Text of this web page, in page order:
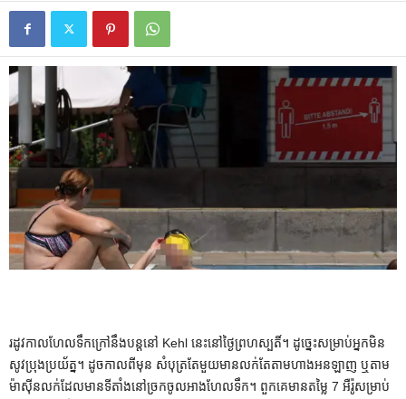
រដូវកាលហែលទឹកក្រៅនឹងបន្តនៅ Kehl នេះនៅថ្ងៃព្រហស្បតិ៍។ ដូច្នេះសម្រាប់អ្នកមិន
សូវប្រុងប្រយ័ត្ន។ ដូចកាលពីមុន សំបុត្រតែមួយមានលក់តែតាមហាងអនឡាញ ឬតាម
ម៉ាស៊ីនលក់ដែលមានទីតាំងនៅច្រកចូលអាងហែលទឹក។ ពួកគេមានតម្លៃ 7 អឺរ៉ូសម្រាប់